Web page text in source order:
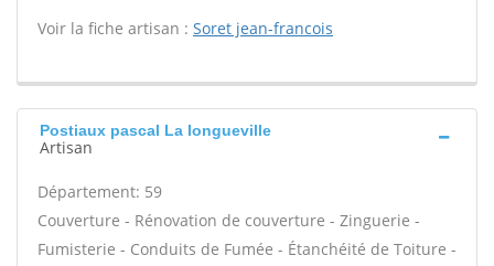
Voir la fiche artisan : Soret jean-francois
Postiaux pascal La longueville
Artisan
Département: 59
Couverture - Rénovation de couverture - Zinguerie -
Fumisterie - Conduits de Fumée - Étanchéité de Toiture -